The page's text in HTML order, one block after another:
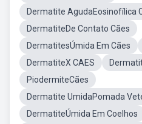
Dermatite AgudaEosinofílica
DermatiteDe Contato Cães
DermatitesÚmida Em Cães
DermatiteX CAES
PiodermiteCães
Dermatite UmidaPomada
DermatiteÚmida Em Coelhos